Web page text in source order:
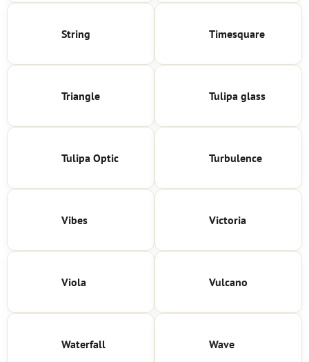
String Timesquare
Triangle Tulipa glass
Tulipa Optic Turbulence
Vibes Victoria
Viola Vulcano
Waterfall Wave